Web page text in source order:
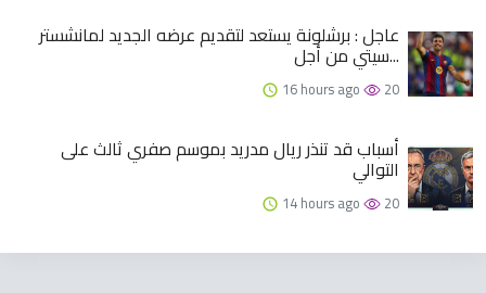
عاجل : برشلونة يستعد لتقديم عرضه الجديد لمانشستر
سيتي من أجل...
16 hours ago 20
أسباب قد تنذر ريال مدريد بموسم صفري ثالث على
التوالي
14 hours ago 20